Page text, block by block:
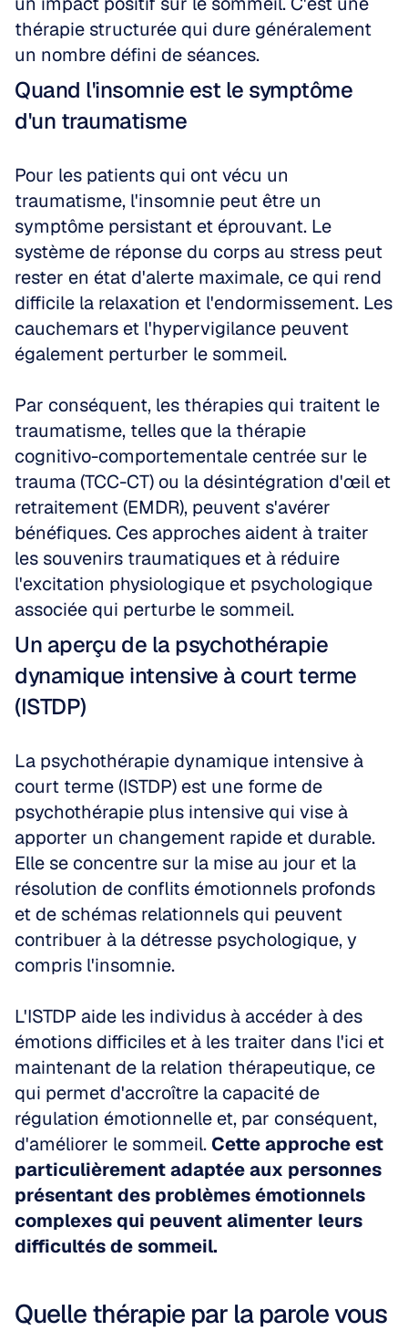
thérapie structurée qui dure généralement
un nombre défini de séances.
Quand l'insomnie est le symptôme
d'un traumatisme
Pour les patients qui ont vécu un
traumatisme, l'insomnie peut être un
symptôme persistant et éprouvant. Le
système de réponse du corps au stress peut
rester en état d'alerte maximale, ce qui rend
difficile la relaxation et l'endormissement. Les
cauchemars et l'hypervigilance peuvent
également perturber le sommeil.
Par conséquent, les thérapies qui traitent le
traumatisme, telles que la thérapie
cognitivo-comportementale centrée sur le
trauma (TCC-CT) ou la désintégration d'œil et
retraitement (EMDR), peuvent s'avérer
bénéfiques. Ces approches aident à traiter
les souvenirs traumatiques et à réduire
l'excitation physiologique et psychologique
associée qui perturbe le sommeil.
Un aperçu de la psychothérapie
dynamique intensive à court terme
(ISTDP)
La psychothérapie dynamique intensive à
court terme (ISTDP) est une forme de
psychothérapie plus intensive qui vise à
apporter un changement rapide et durable.
Elle se concentre sur la mise au jour et la
résolution de conflits émotionnels profonds
et de schémas relationnels qui peuvent
contribuer à la détresse psychologique, y
compris l'insomnie.
L'ISTDP aide les individus à accéder à des
émotions difficiles et à les traiter dans l'ici et
maintenant de la relation thérapeutique, ce
qui permet d'accroître la capacité de
régulation émotionnelle et, par conséquent,
d'améliorer le sommeil. Cette approche est
particulièrement adaptée aux personnes
présentant des problèmes émotionnels
complexes qui peuvent alimenter leurs
difficultés de sommeil.
Quelle thérapie par la parole vous